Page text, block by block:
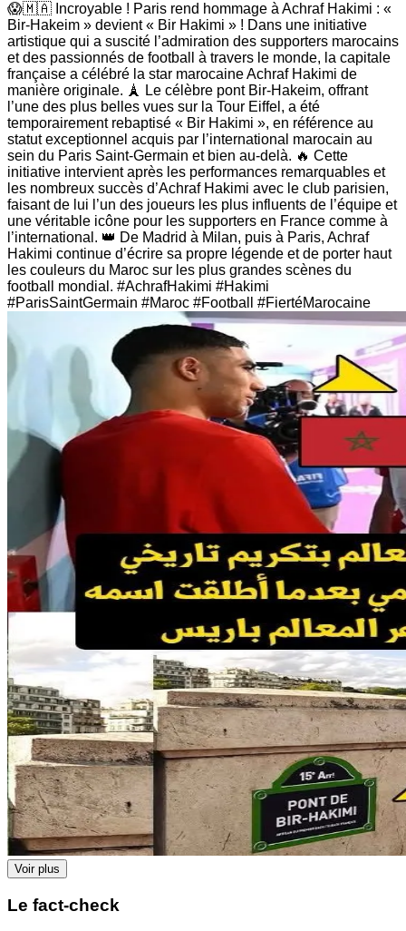
😱🇲🇦 Incroyable ! Paris rend hommage à Achraf Hakimi : «
Bir-Hakeim » devient « Bir Hakimi » ! Dans une initiative
artistique qui a suscité l’admiration des supporters marocains
et des passionnés de football à travers le monde, la capitale
française a célébré la star marocaine Achraf Hakimi de
manière originale. 🗼 Le célèbre pont Bir-Hakeim, offrant
l’une des plus belles vues sur la Tour Eiffel, a été
temporairement rebaptisé « Bir Hakimi », en référence au
statut exceptionnel acquis par l’international marocain au
sein du Paris Saint-Germain et bien au-delà. 🔥 Cette
initiative intervient après les performances remarquables et
les nombreux succès d’Achraf Hakimi avec le club parisien,
faisant de lui l’un des joueurs les plus influents de l’équipe et
une véritable icône pour les supporters en France comme à
l’international. 👑 De Madrid à Milan, puis à Paris, Achraf
Hakimi continue d’écrire sa propre légende et de porter haut
les couleurs du Maroc sur les plus grandes scènes du
football mondial. #AchrafHakimi #Hakimi
#ParisSaintGermain #Maroc #Football #FiertéMarocaine
Voir plus
Le fact-check